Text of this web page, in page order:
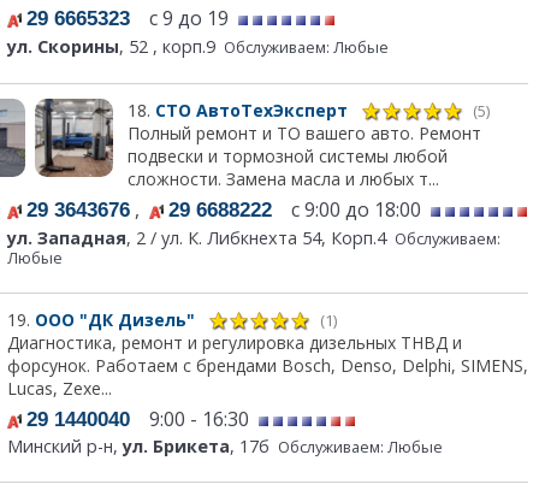
29 6665323 с 9 до 19
ул. Скорины, 52 , корп.9 Обслуживаем: Любые
18. СТО АвтоТехЭксперт (5)
Полный ремонт и ТО вашего авто. Ремонт
подвески и тормозной системы любой
сложности. Замена масла и любых т...
29 3643676 , 29 6688222 с 9:00 до 18:00
ул. Западная, 2 / ул. К. Либкнехта 54, Корп.4 Обслуживаем:
Любые
19. ООО "ДК Дизель" (1)
Диагностика, ремонт и регулировка дизельных ТНВД и
форсунок. Работаем с брендами Bosch, Denso, Delphi, SIMENS,
Lucas, Zexe...
29 1440040 9:00 - 16:30
Минский р-н,ул. Брикета, 17б Обслуживаем: Любые